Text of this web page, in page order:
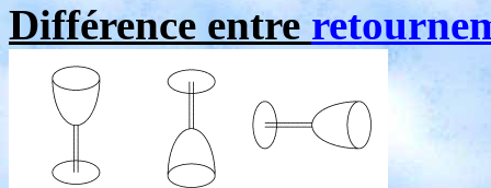
Différence entre